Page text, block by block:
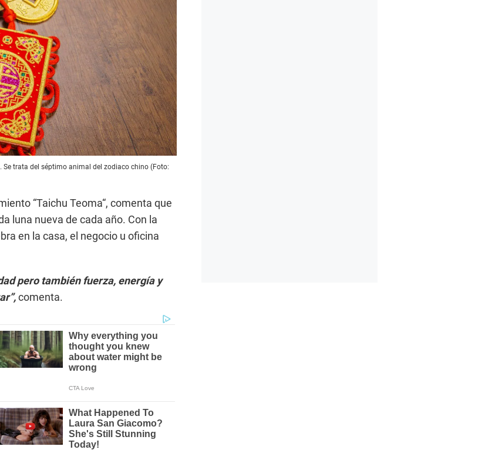
Se trata del séptimo animal del zodiaco chino (Foto:
“Taichu Teoma“, comenta que
luna nueva de cada año. Con la
en la casa, el negocio u oficina
pero también fuerza, energía y
comenta.